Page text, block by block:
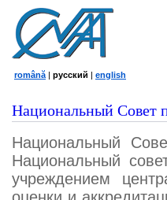
română | русский | english
Национальный Совет
Национальный
Национальный
учреждением